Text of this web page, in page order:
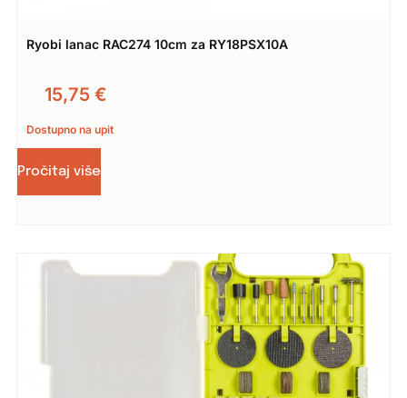
Ryobi lanac RAC274 10cm za RY18PSX10A
15,75 €
Dostupno na upit
Pročitaj više